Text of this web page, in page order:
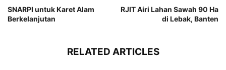
SNARPI untuk Karet Alam
Berkelanjutan
RJIT Airi Lahan Sawah 90 Ha
di Lebak, Banten
RELATED ARTICLES